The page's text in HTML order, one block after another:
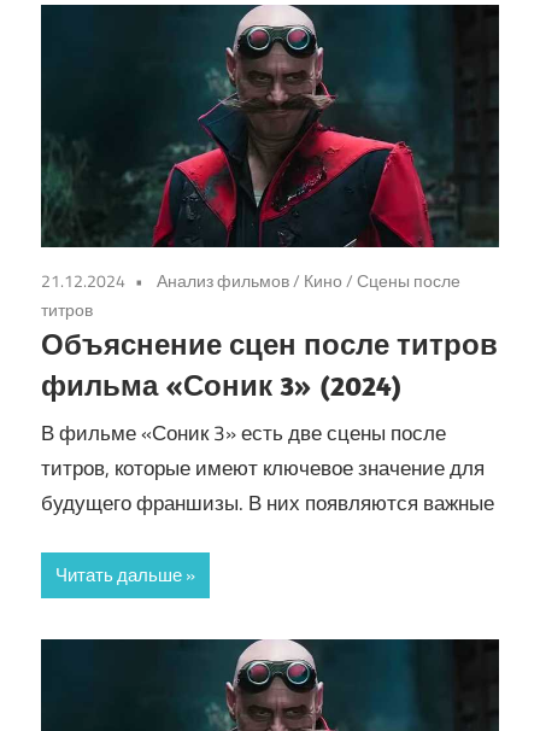
21.12.2024 Анализ фильмов/ Кино/Сцены после
титров
Объяснение сцен после титров
фильма «Соник 3» (2024)
В фильме «Соник 3» есть две сцены после
титров, которые имеют ключевое значение для
будущего франшизы. В них появляются важные
Читать дальше